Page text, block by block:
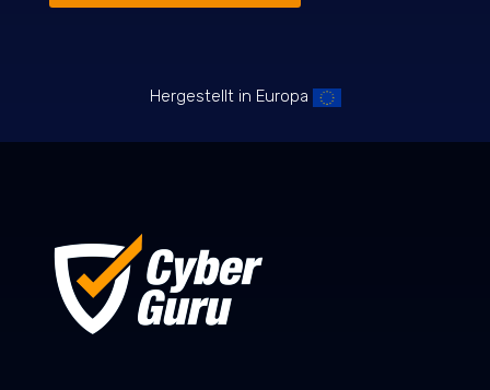
Hergestellt in Europa